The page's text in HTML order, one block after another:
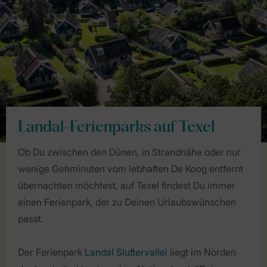
Landal-Ferienparks auf Texel
Ob Du zwischen den Dünen, in Strandnähe oder nur
wenige Gehminuten vom lebhaften De Koog entfernt
übernachten möchtest, auf Texel findest Du immer
einen Ferienpark, der zu Deinen Urlaubswünschen
passt.
Der Ferienpark Landal Sluftervallei liegt im Norden